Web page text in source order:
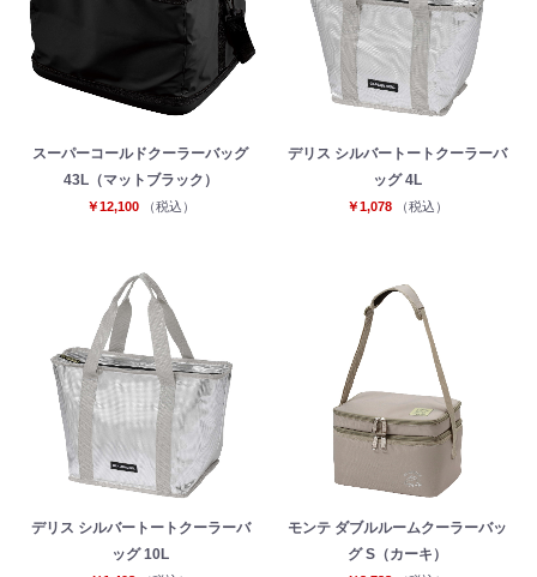
スーパーコールドクーラーバッグ
43L（マットブラック）
￥12,100 （税込）
デリス シルバートートクーラーバ
ッグ 4L
￥1,078 （税込）
デリス シルバートートクーラーバ
ッグ 10L
モンテ ダブルルームクーラーバッ
グ S（カーキ）